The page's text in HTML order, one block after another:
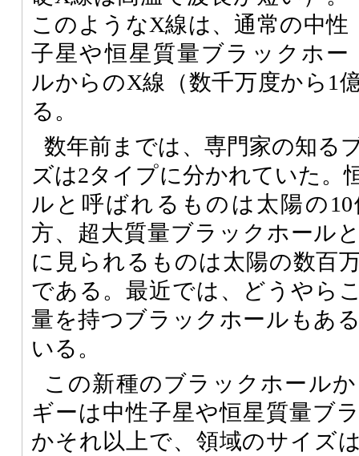
このようなX線は、通常の中性
子星や恒星質量ブラックホー
ルからのX線（数千万度から1
る。
数年前までは、専門家の知る
ズは2タイプに分かれていた。
ルと呼ばれるものは太陽の
方、超大質量ブラックホール
に見られるものは太陽の数百
である。最近では、どうやら
量を持つブラックホールもあ
いる。
この新種のブラックホール
ギーは中性子星や恒星質量ブ
かそれ以上で、領域のサイズ